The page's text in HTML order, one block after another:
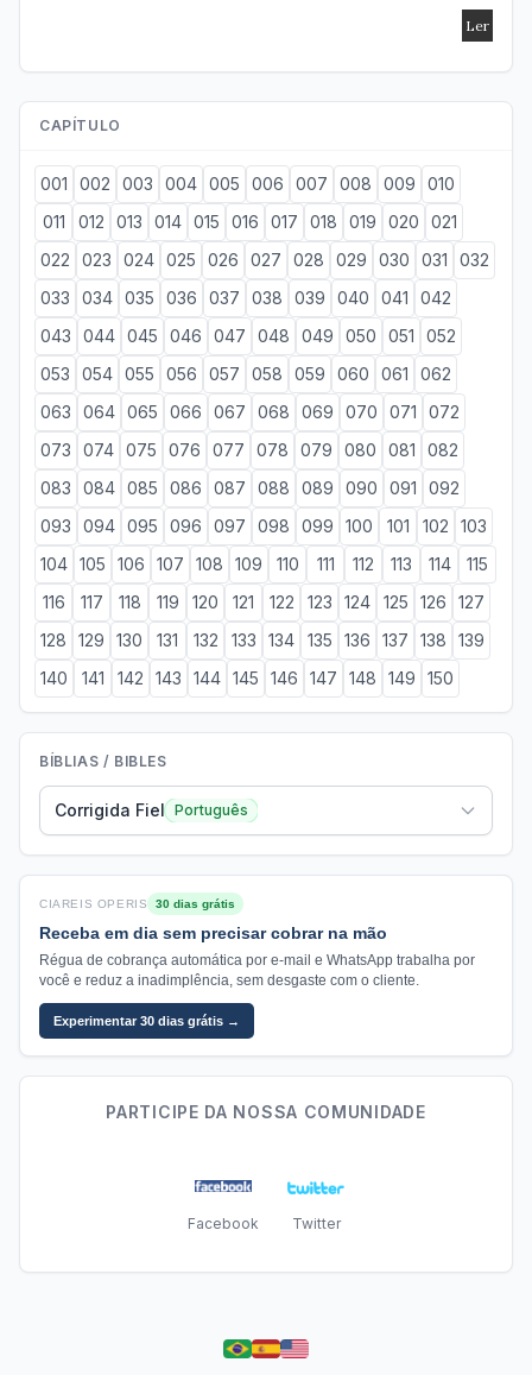
CAPÍTULO
001 002 003 004 005 006 007 008 009
010
011
012 013 014 015 016 017 018 019 020
021
022
023 024 025 026 027 028 029 030 031
032
033
034 035 036 037 038 039 040 041
042
043
044 045 046 047 048 049 050 051
052
053
054 055 056 057 058 059 060 061
062
063
064 065 066 067 068 069 070 071
072
073
074 075 076 077 078 079 080 081
082
083
084 085 086 087 088 089 090 091
092
093
094 095 096 097 098 099 100 101 102
103
104 105 106 107 108 109 110 111 112 113 114
115
116
117 118 119 120 121 122 123 124 125 126
127
128
129 130 131 132 133 134 135 136 137 138
139
140
141 142 143 144 145 146 147 148 149 150
BÍBLIAS / BIBLES
Corrigida Fiel Português
CIAREIS OPERIS 30 dias grátis
Receba em dia sem precisar cobrar na mão
Régua de cobrança automática por e-mail e WhatsApp trabalha por
você e reduz a inadimplência, sem desgaste com o cliente.
Experimentar 30 dias grátis →
PARTICIPE DA NOSSA COMUNIDADE
Facebook Twitter